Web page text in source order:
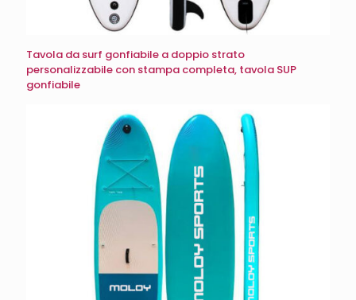
Tavola da surf gonfiabile a doppio strato
personalizzabile con stampa completa, tavola SUP
gonfiabile